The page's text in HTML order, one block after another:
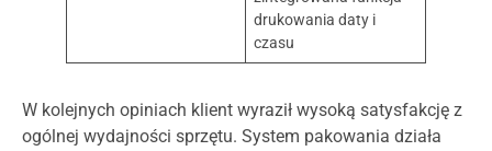
drukowania daty i
czasu
W kolejnych opiniach klient wyraził wysoką satysfakcję z
ogólnej wydajności sprzętu. System pakowania działa